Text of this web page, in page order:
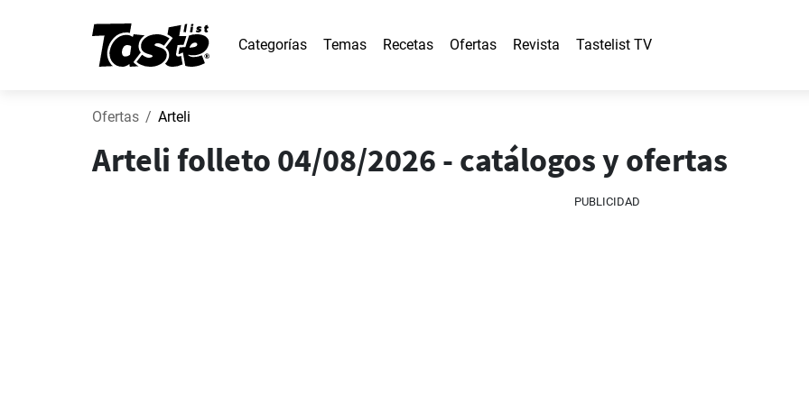
Categorías Temas Recetas Ofertas Revista Tastelist TV
Ofertas Arteli
Arteli folleto 04/08/2026 - catálogos y ofertas
PUBLICIDAD